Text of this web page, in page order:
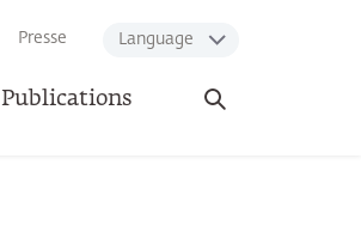
Presse Language
Publications
Ouvrir
la